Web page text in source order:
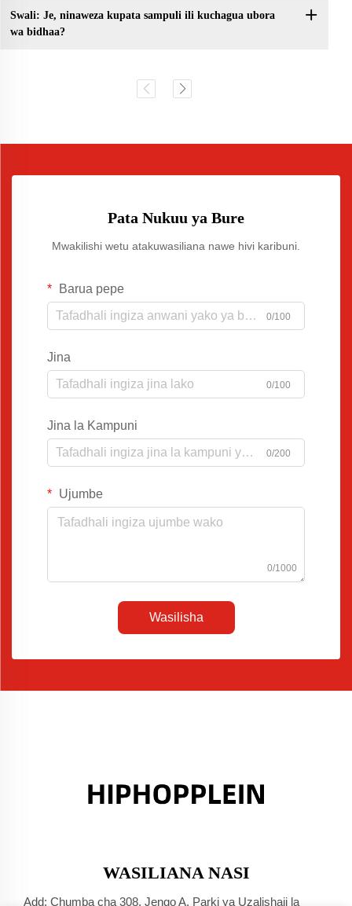
Swali: Je, ninaweza kupata sampuli ili kuchagua ubora
wa bidhaa?
Pata Nukuu ya Bure
Mwakilishi wetu atakuwasiliana nawe hivi karibuni.
Barua pepe
0/100
Jina
0/100
Jina la Kampuni
0/200
Ujumbe
0/1000
Wasilisha
WASILIANA NASI
Add: Chumba cha 308, Jengo A, Parki ya Uzalishaji la